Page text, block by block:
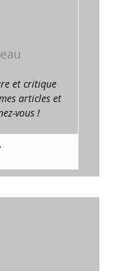
et critique
articles et
vous !